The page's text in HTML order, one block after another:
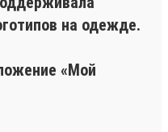
на одежде.
«Мой